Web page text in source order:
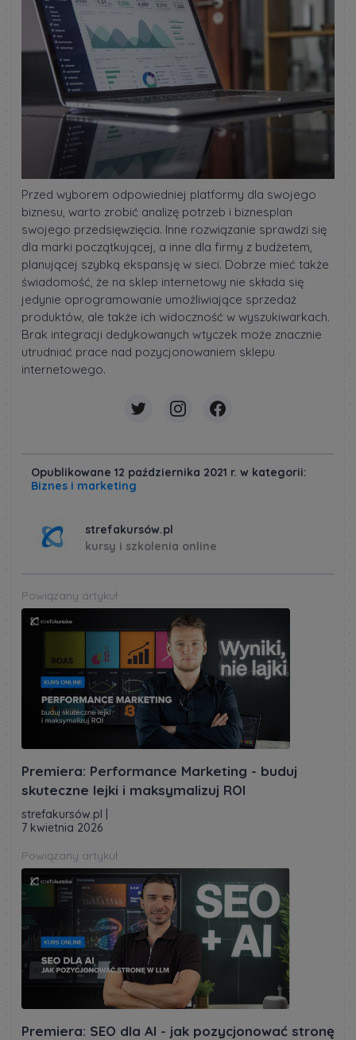
Przed wyborem odpowiedniej platformy dla swojego
biznesu, warto zrobić analizę potrzeb i biznesplan
swojego przedsięwzięcia. Inne rozwiązanie sprawdzi się
dla marki początkującej, a inne dla firmy z budżetem,
planującej szybką ekspansję w sieci. Dobrze mieć także
świadomość, że na sklep internetowy nie składa się
jedynie oprogramowanie umożliwiające sprzedaż
produktów, ale także ich widoczność w wyszukiwarkach.
Brak integracji dedykowanych wtyczek może znacznie
utrudniać prace nad pozycjonowaniem sklepu
internetowego.
Opublikowane 12 października 2021 r. w kategorii:
Biznes i marketing
strefakursów.pl
kursy i szkolenia online
Powiązany artykuł
Premiera: Performance Marketing - buduj
skuteczne lejki i maksymalizuj ROI
strefakursów.pl
7 kwietnia 2026
Powiązany artykuł
Premiera: SEO dla AI - jak pozycjonować stronę